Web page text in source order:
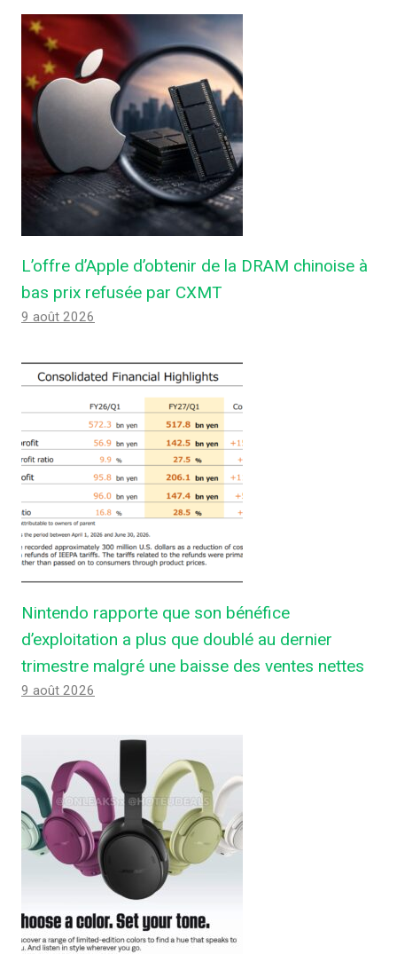
L’offre d’Apple d’obtenir de la DRAM chinoise à
bas prix refusée par CXMT
9 août 2026
Nintendo rapporte que son bénéfice
d’exploitation a plus que doublé au dernier
trimestre malgré une baisse des ventes nettes
9 août 2026